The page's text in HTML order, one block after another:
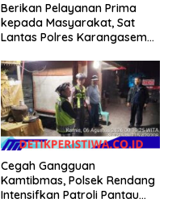
Berikan Pelayanan Prima
kepada Masyarakat, Sat
Lantas Polres Karangasem
Kepengurusan BPKB
Cegah Gangguan
Kamtibmas, Polsek Rendang
Intensifkan Patroli Pantau